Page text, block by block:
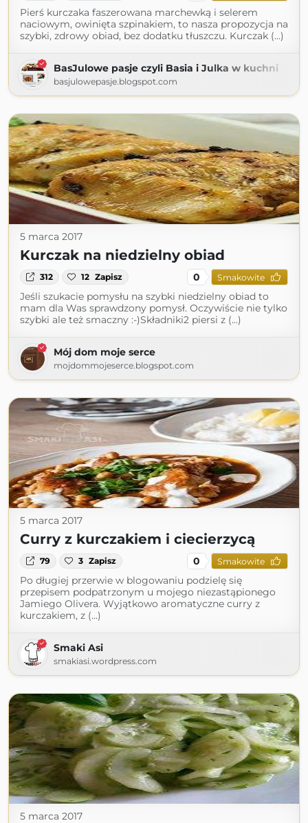
Pierś kurczaka faszerowana marchewką i selerem
naciowym, owinięta szpinakiem, to nasza propozycja na
szybki, zdrowy obiad, bez dodatku tłuszczu. Kurczak (...)
BasJulowe pasje czyli Basia i Julka w kuchni
basjulowepasje.blogspot.com
5 marca 2017
Kurczak na niedzielny obiad
312 12 Zapisz 0 Smakowite
Jeśli szukacie pomysłu na szybki niedzielny obiad to
mam dla Was sprawdzony pomysł. Oczywiście nie tylko
szybki ale też smaczny :-)Składniki2 piersi z (...)
Mój dom moje serce
mojdommojeserce.blogspot.com
5 marca 2017
Curry z kurczakiem i ciecierzycą
79 3 Zapisz 0 Smakowite
Po długiej przerwie w blogowaniu podzielę się
przepisem podpatrzonym u mojego niezastąpionego
Jamiego Olivera. Wyjątkowo aromatyczne curry z
kurczakiem, z (...)
Smaki Asi
smakiasi.wordpress.com
5 marca 2017